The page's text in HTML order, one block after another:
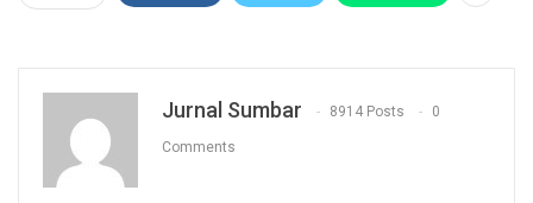
Jurnal Sumbar 8914 Posts 0
Comments